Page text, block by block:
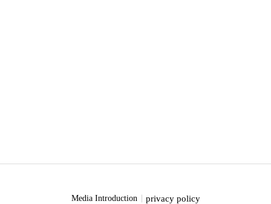
Media Introduction privacy policy